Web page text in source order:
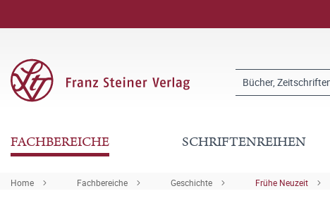
FACHBEREICHE SCHRIFTENREIHEN
Home Fachbereiche Geschichte Frühe Neuzeit